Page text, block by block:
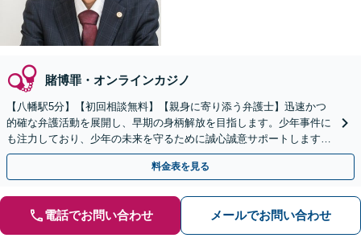
賭博罪・オンラインカジノ
【八幡駅5分】【初回相談無料】【親身に寄り添う弁護士】迅速かつ
的確な弁護活動を展開し、早期の身柄解放を目指します。少年事件に
も注力しており、少年の未来を守るために誠心誠意サポートします。
刑事事件は時間との勝負です。すぐにご連絡ください。
料金表を見る
電話でお問い合わせ メールでお問い合わせ